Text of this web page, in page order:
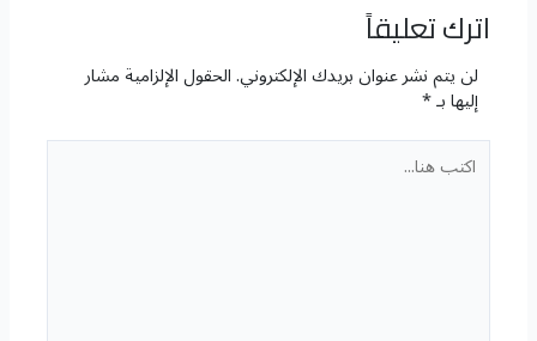
اترك تعليقاً
لن يتم نشر عنوان بريدك الإلكتروني.الحقول الإلزامية مشار
إليها بـ*
اكتب
هنا...